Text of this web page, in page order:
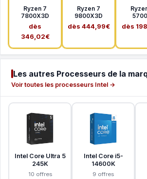
Ryzen 7
7800X3D
dès
346,02€
Ryzen 7
9800X3D
dès 444,99€ dès
Les autres Processeurs de la
Voir toutes les processeurs Intel →
Intel Core Ultra 5
245K
10 offres
Intel Core i5-
14600K
9 offres